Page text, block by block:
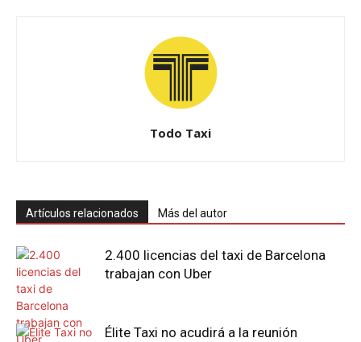
Todo Taxi
Artículos relacionados Más del autor
2.400 licencias del taxi de Barcelona
trabajan con Uber
Élite Taxi no acudirá a la reunión